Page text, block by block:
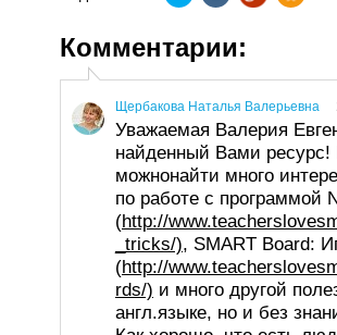
Комментарии:
Щербакова Наталья Валерьевна
Уважаемая Валерия
найденный Вами
можнонайти много
по работе с программой
(http://
_tricks/), SMART Board:
(http://
rds/) и много другой
англ.языке, но и без